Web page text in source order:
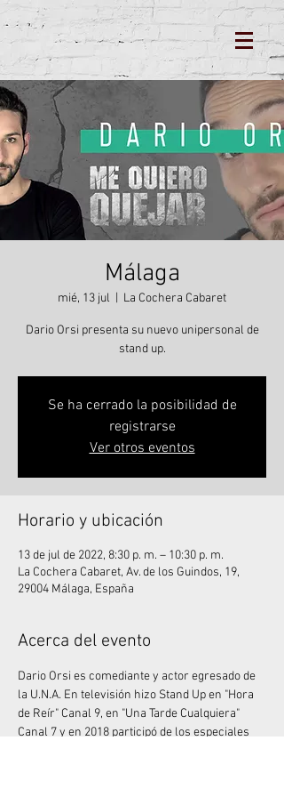
Málaga
mié, 13 jul La Cochera Cabaret
Dario Orsi presenta su nuevo unipersonal de
stand up.
Se ha cerrado la posibilidad de
registrarse
Ver otros eventos
Horario y ubicación
13 de jul de 2022, 8:30 p. m. – 10:30 p. m.
La Cochera Cabaret, Av. de los Guindos, 19,
29004 Málaga, España
Acerca del evento
Dario Orsi es comediante y actor egresado de
la U.N.A. En televisión hizo Stand Up en "Hora
de Reír" Canal 9, en "Una Tarde Cualquiera"
Canal 7 y en 2018 participó de los especiales